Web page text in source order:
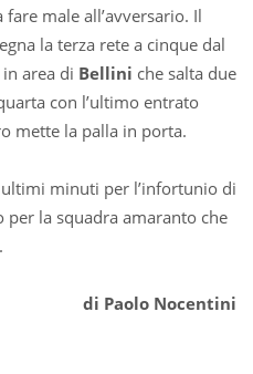
fare male all’avversario. Il
la terza rete a cinque dal
area di Bellini che salta due
con l’ultimo entrato
mette la palla in porta.
ultimi minuti per l’infortunio di
per la squadra amaranto che
di Paolo Nocentini